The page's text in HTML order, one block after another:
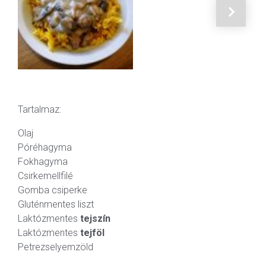
Tartalmaz:
Olaj
Póréhagyma
Fokhagyma
Csirkemellfilé
Gomba csiperke
Gluténmentes liszt
Laktózmentes tejszín
Laktózmentes tejföl
Petrezselyemzöld